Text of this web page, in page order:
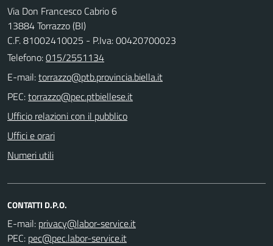
Via Don Francesco Cabrio 6
13884 Torrazzo (BI)
C.F. 81002410025 - P.Iva: 00420700023
Telefono:015/2551134
E-mail:
PEC:
Ufficio relazioni con il pubblico
Uffici e orari
Numeri utili
CONTATTI D.P.O.
E-mail:
PEC: